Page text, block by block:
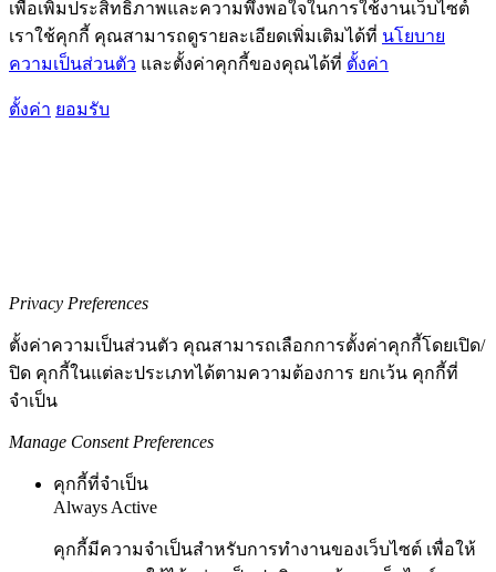
เพื่อเพิ่มประสิทธิภาพและความพึงพอใจในการใช้งานเว็บไซต์
เราใช้คุกกี้ คุณสามารถดูรายละเอียดเพิ่มเติมได้ที่ นโยบาย
ความเป็นส่วนตัว และตั้งค่าคุกกี้ของคุณได้ที่ ตั้งค่า
ตั้งค่า ยอมรับ
Privacy Preferences
ตั้งค่าความเป็นส่วนตัว คุณสามารถเลือกการตั้งค่าคุกกี้โดยเปิด/
ปิด คุกกี้ในแต่ละประเภทได้ตามความต้องการ ยกเว้น คุกกี้ที่
จำเป็น
Manage Consent Preferences
คุกกี้ที่จำเป็น
Always Active
คุกกี้มีความจำเป็นสำหรับการทำงานของเว็บไซต์ เพื่อให้